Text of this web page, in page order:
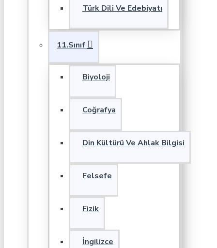
Türk Dili Ve Edebiyatı
11.Sınıf
Biyoloji
Coğrafya
Din Kültürü Ve Ahlak Bilgisi
Felsefe
Fizik
İngilizce